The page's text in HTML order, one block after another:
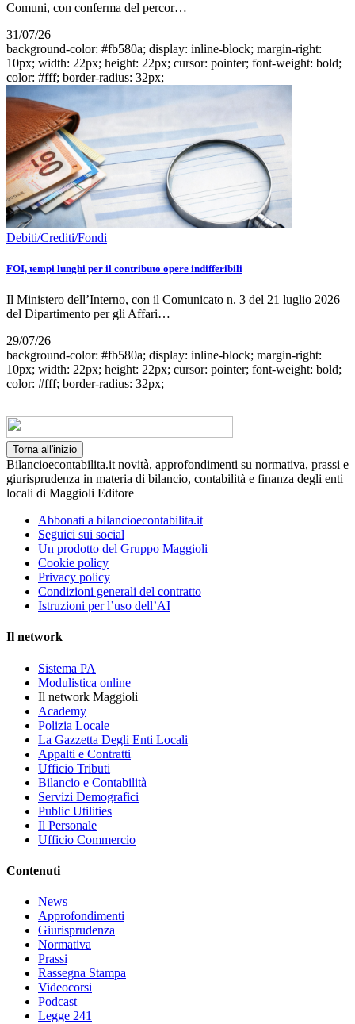
Comuni, con conferma del percor…
31/07/26
background-color: #fb580a; display: inline-block; margin-right:
10px; width: 22px; height: 22px; cursor: pointer; font-weight: bold;
color: #fff; border-radius: 32px;
Debiti/Crediti/Fondi
FOI, tempi lunghi per il contributo opere indifferibili
Il Ministero dell’Interno, con il Comunicato n. 3 del 21 luglio 2026
del Dipartimento per gli Affari…
29/07/26
background-color: #fb580a; display: inline-block; margin-right:
10px; width: 22px; height: 22px; cursor: pointer; font-weight: bold;
color: #fff; border-radius: 32px;
Torna all'inizio
Bilancioecontabilita.it novità, approfondimenti su normativa, prassi e
giurisprudenza in materia di bilancio, contabilità e finanza degli enti
locali di Maggioli Editore
Abbonati a bilancioecontabilita.it
Seguici sui social
Un prodotto del Gruppo Maggioli
Cookie policy
Privacy policy
Condizioni generali del contratto
Istruzioni per l’uso dell’AI
Il network
Sistema PA
Modulistica online
Il network Maggioli
Academy
Polizia Locale
La Gazzetta Degli Enti Locali
Appalti e Contratti
Ufficio Tributi
Bilancio e Contabilità
Servizi Demografici
Public Utilities
Il Personale
Ufficio Commercio
Contenuti
News
Approfondimenti
Giurisprudenza
Normativa
Prassi
Rassegna Stampa
Videocorsi
Podcast
Legge 241